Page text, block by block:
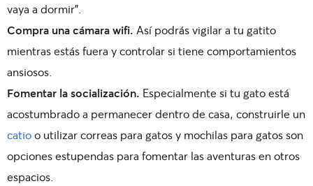
vaya a dormir”.
Compra una cámara wifi. Así podrás vigilar a tu gatito
mientras estás fuera y controlar si tiene comportamientos
ansiosos.
Fomentar la socialización. Especialmente si tu gato está
acostumbrado a permanecer dentro de casa, construirle un
catioo utilizar correas para gatos y mochilas para gatos son
opciones estupendas para fomentar las aventuras en otros
espacios.